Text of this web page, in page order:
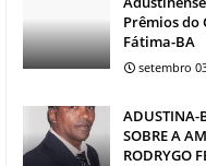
Prêmios do
Fátima-BA
setembro
ADUSTINA-
SOBRE A
RODRYGO